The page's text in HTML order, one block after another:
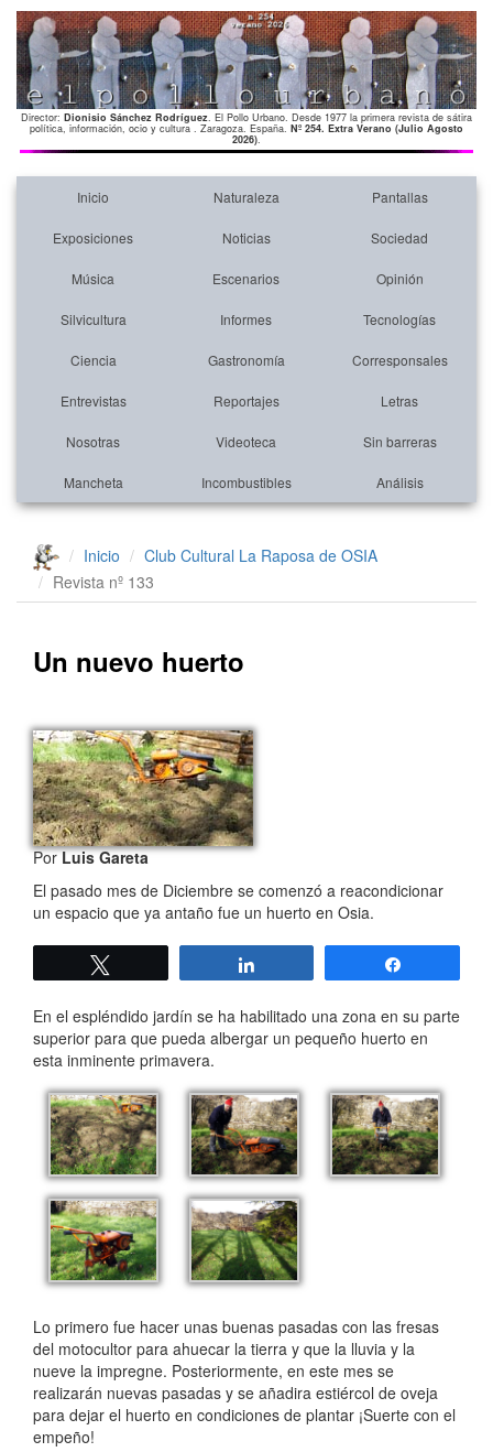
Director: Dionisio Sánchez Rodríguez. El Pollo Urbano. Desde 1977 la primera revista de sátira
política, información, ocio y cultura . Zaragoza. España. Nº 254. Extra Verano (Julio Agosto
2026).
Inicio Naturaleza Pantallas
Exposiciones Noticias Sociedad
Música Escenarios Opinión
Silvicultura Informes Tecnologías
Ciencia Gastronomía Corresponsales
Entrevistas Reportajes Letras
Nosotras Videoteca Sin barreras
Mancheta Incombustibles Análisis
Inicio
Club Cultural La Raposa de OSIA
Revista nº 133
Un nuevo huerto
PorLuis Gareta
El pasado mes de Diciembre se comenzó a reacondicionar
un espacio que ya antaño fue un huerto en Osia.
En el espléndido jardín se ha habilitado una zona en su parte
superior para que pueda albergar un pequeño huerto en
esta inminente primavera.
Lo primero fue hacer unas buenas pasadas con las fresas
del motocultor para ahuecar la tierra y que la lluvia y la
nueve la impregne. Posteriormente, en este mes se
realizarán nuevas pasadas y se añadira estiércol de oveja
para dejar el huerto en condiciones de plantar ¡Suerte con el
empeño!